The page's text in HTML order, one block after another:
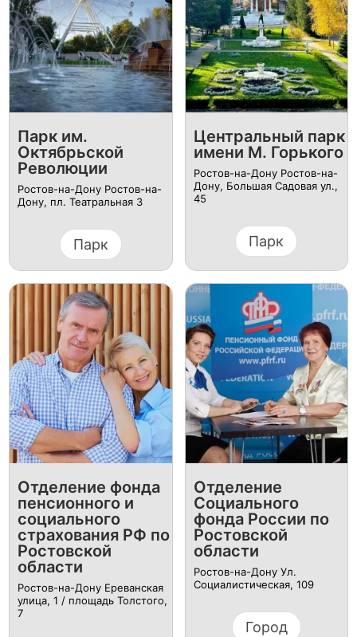
Парк им.
Октябрьской
Революции
Ростов-на-Дону Ростов-на-
Дону, пл. Театральная 3
Парк
Центральный парк
имени М. Горького
Ростов-на-Дону Ростов-на-
Дону, Большая Садовая ул.,
45
Парк
Отделение фонда
пенсионного и
социального
страхования РФ по
Ростовской
области
Ростов-на-Дону Ереванская
улица, 1 / площадь Толстого,
7
Отделение
Социального
фонда России по
Ростовской
области
Ростов-на-Дону Ул.
Социалистическая, 109
Город